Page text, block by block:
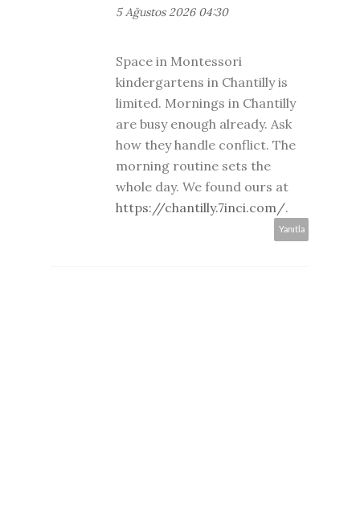
5 Ağustos 2026 04:30
Space in Montessori
kindergartens in Chantilly is
limited. Mornings in Chantilly
are busy enough already. Ask
how they handle conflict. The
morning routine sets the
whole day. We found ours at
https://chantilly.7inci.com/.
Yanıtla